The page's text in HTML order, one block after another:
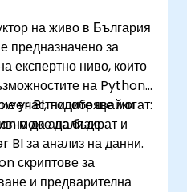
на живо в България
предназначено за
експертно ниво, които
на Python
BI, подобрявайки
да анализират и
участниците ще могат:
може да бъде
BI за анализ на данни.
скриптове за
и предварителна